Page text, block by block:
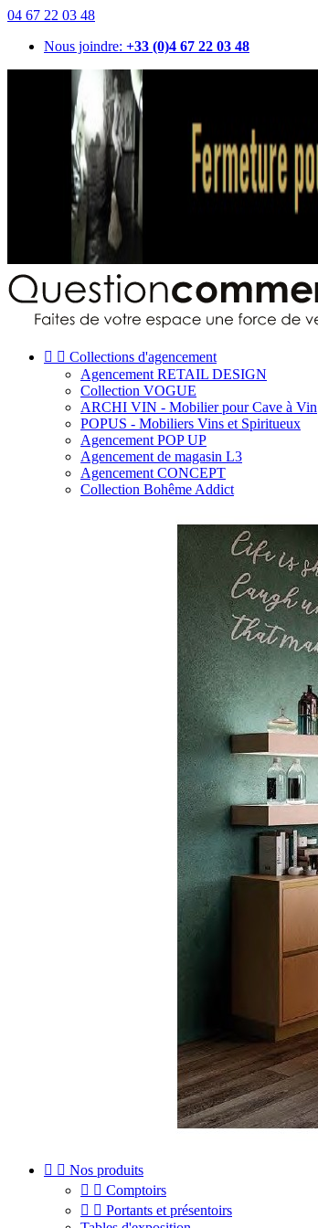
04 67 22 03 48
Nous joindre: +33 (0)4 67 22 03 48
  Collections d'agencement
Agencement RETAIL DESIGN
Collection VOGUE
ARCHI VIN - Mobilier pour Cave à Vin
POPUS - Mobiliers Vins et Spiritueux
Agencement POP UP
Agencement de magasin L3
Agencement CONCEPT
Collection Bohême Addict
  Nos produits
  Comptoirs
  Portants et présentoirs